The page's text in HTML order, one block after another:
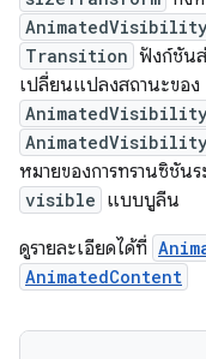
Transition ฟังก์ชัน
เปลี่ยนแปลงสถานะของ
หมายของการทรานซิชัน
visible แบบบูลีน
ดูรายละเอียดได้ที่
AnimatedContent